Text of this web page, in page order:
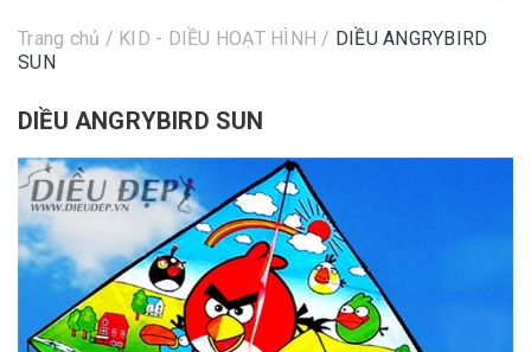
Trang chủ / KID - DIỀU HOẠT HÌNH / DIỀU ANGRYBIRD
SUN
DIỀU ANGRYBIRD SUN